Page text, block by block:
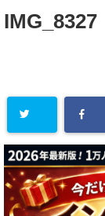
IMG_8327